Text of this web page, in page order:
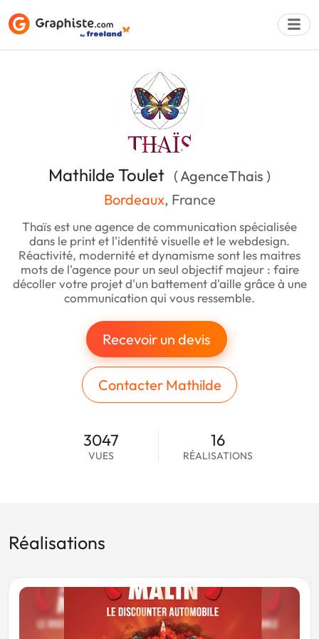
Mathilde Toulet ( AgenceThais )
Bordeaux, France
Thaïs est une agence de communication spécialisée
dans le print et l'identité visuelle et le webdesign.
Réactivité, modernité et dynamisme sont les maitres
mots de l'agence pour un seul objectif majeur : faire
décoller votre projet d'un battement d'aille grâce à une
communication qui vous ressemble.
Recevoir un devis
Contacter Mathilde
3047
VUES
16
RÉALISATIONS
Réalisations